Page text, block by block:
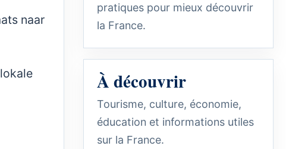
naar
pratiques pour mieux découvrir
la France.
À découvrir
Tourisme, culture, économie,
éducation et informations utiles
sur la France.